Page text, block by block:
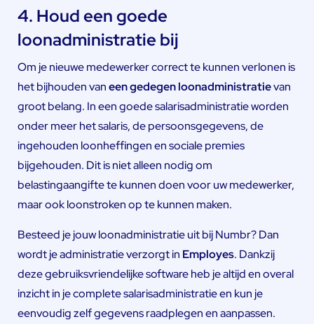
4. Houd een goede
loonadministratie bij
Om je nieuwe medewerker correct te kunnen verlonen is
het bijhouden vaneen gedegen loonadministratievan
groot belang. In een goede salarisadministratie worden
onder meer het salaris, de persoonsgegevens, de
ingehouden loonheffingen en sociale premies
bijgehouden. Dit is niet alleen nodig om
belastingaangifte te kunnen doen voor uw medewerker,
maar ook loonstroken op te kunnen maken.
Besteed je jouw loonadministratie uit bij Numbr? Dan
wordt je administratie verzorgt in Employes. Dankzij
deze gebruiksvriendelijke software heb je altijd en overal
inzicht in je complete salarisadministratie en kun je
eenvoudig zelf gegevens raadplegen en aanpassen.